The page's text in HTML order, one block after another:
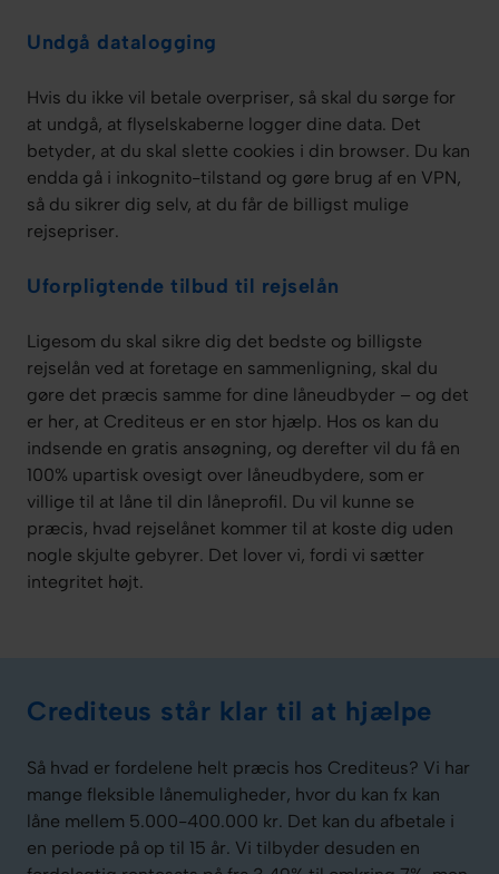
Undgå datalogging
Hvis du ikke vil betale overpriser, så skal du sørge for
at undgå, at flyselskaberne logger dine data. Det
betyder, at du skal slette cookies i din browser. Du kan
endda gå i inkognito-tilstand og gøre brug af en VPN,
så du sikrer dig selv, at du får de billigst mulige
rejsepriser.
Uforpligtende tilbud til rejselån
Ligesom du skal sikre dig det bedste og billigste
rejselån ved at foretage en sammenligning, skal du
gøre det præcis samme for dine låneudbyder – og det
er her, at Crediteus er en stor hjælp. Hos os kan du
indsende en gratis ansøgning, og derefter vil du få en
100% upartisk ovesigt over låneudbydere, som er
villige til at låne til din låneprofil. Du vil kunne se
præcis, hvad rejselånet kommer til at koste dig uden
nogle skjulte gebyrer. Det lover vi, fordi vi sætter
integritet højt.
Crediteus står klar til at hjælpe
Så hvad er fordelene helt præcis hos Crediteus? Vi har
mange fleksible lånemuligheder, hvor du kan fx kan
låne mellem 5.000-400.000 kr. Det kan du afbetale i
en periode på op til 15 år. Vi tilbyder desuden en